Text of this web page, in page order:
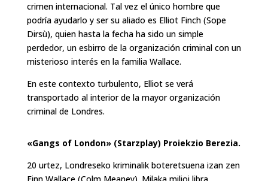
crimen internacional. Tal vez el único hombre que
podría ayudarlo y ser su aliado es Elliot Finch (Sope
Dirsù), quien hasta la fecha ha sido un simple
perdedor, un esbirro de la organización criminal con un
misterioso interés en la familia Wallace.
En este contexto turbulento, Elliot se verá
transportado al interior de la mayor organización
criminal de Londres.
«Gangs of London» (Starzplay) Proiekzio Berezia.
20 urtez, Londreseko kriminalik boteretsuena izan zen